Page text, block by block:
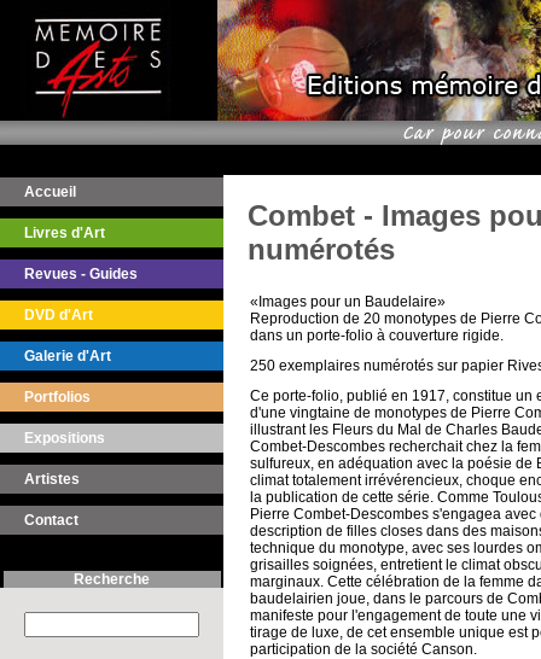
Accueil
Livres d'Art
Revues - Guides
DVD d'Art
Galerie d'Art
Portfolios
Expositions
Artistes
Contact
Recherche
Combet - Images
numérotés
«Images pour un Baudelaire»
Reproduction de 20 monotypes de Pierre
dans un porte-folio à couverture rigide.
250 exemplaires numérotés sur papier
Ce porte-folio, publié en 1917, constitue un
d'une vingtaine de monotypes de Pierre
illustrant les Fleurs du Mal de Charles
Combet-Descombes recherchait chez la
sulfureux, en adéquation avec la poésie de
climat totalement irrévérencieux, choque
la publication de cette série. Comme
Pierre Combet-Descombes s'engagea
description de filles closes dans des
technique du monotype, avec ses lourdes
grisailles soignées, entretient le climat
marginaux. Cette célébration de la femme
baudelairien joue, dans le parcours de
manifeste pour l'engagement de toute une
tirage de luxe, de cet ensemble unique est
participation de la société Canson.